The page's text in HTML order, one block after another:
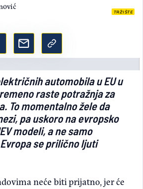
TRŽIŠTE
automobila u EU u
raste potražnja za
To momentalno žele da
pa uskoro na evropsko
modeli, a ne samo
se prilično ljuti
neće biti prijatno, jer će